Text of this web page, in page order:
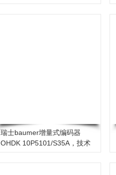
瑞士baumer增量式编码器
OHDK 10P5101/S35A，技术